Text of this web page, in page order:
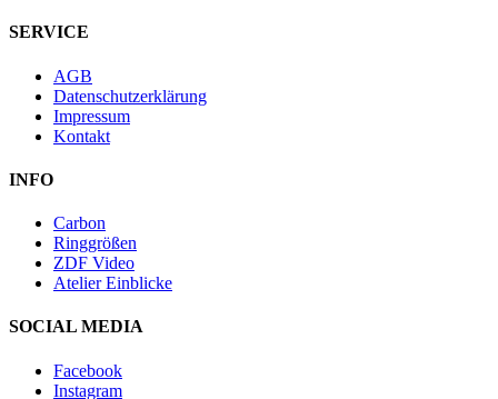
SERVICE
AGB
Datenschutzerklärung
Impressum
Kontakt
INFO
Carbon
Ringgrößen
ZDF Video
Atelier Einblicke
SOCIAL MEDIA
Facebook
Instagram